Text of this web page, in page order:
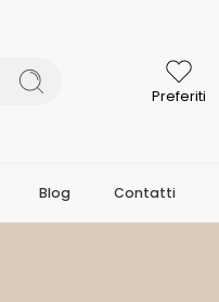
Preferiti
Blog Contatti